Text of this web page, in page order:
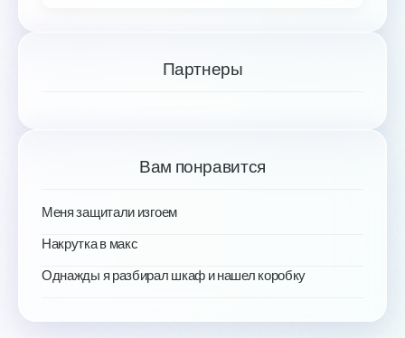
Партнеры
Вам понравится
Меня защитали изгоем
Накрутка в макс
Однажды я разбирал шкаф и нашел коробку